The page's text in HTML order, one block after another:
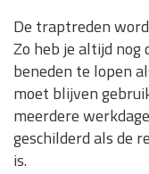
De traptreden
Zo heb je altijd nog
beneden te lopen
moet blijven
meerdere
geschilderd als de
is.